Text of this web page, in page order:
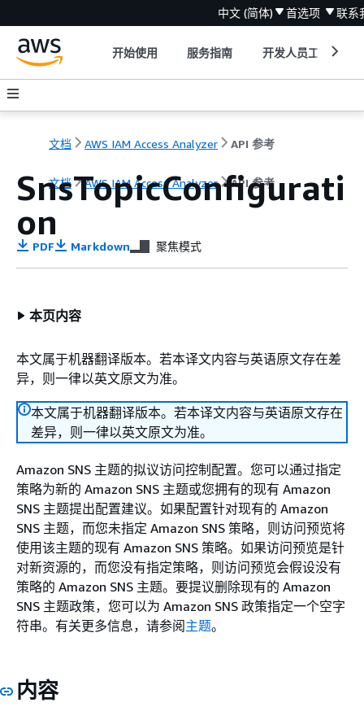
中文 (简体) 首选项 联系
开始使用 服务指南 开发人员工具
文档 AWS IAM Access Analyzer API 参考
文档 AWS IAM Access Analyzer API 参考
SnsTopicConfigurati
on
PDF Markdown 聚焦模式
本页内容
本文属于机器翻译版本。若本译文内容与英语原文存在差
异，则一律以英文原文为准。
本文属于机器翻译版本。若本译文内容与英语原文存在
差异，则一律以英文原文为准。
Amazon SNS 主题的拟议访问控制配置。您可以通过指定
策略为新的 Amazon SNS 主题或您拥有的现有 Amazon
SNS 主题提出配置建议。如果配置针对现有的 Amazon
SNS 主题，而您未指定 Amazon SNS 策略，则访问预览将
使用该主题的现有 Amazon SNS 策略。如果访问预览是针
对新资源的，而您没有指定策略，则访问预览会假设没有
策略的 Amazon SNS 主题。要提议删除现有的 Amazon
SNS 主题政策，您可以为 Amazon SNS 政策指定一个空字
符串。有关更多信息，请参阅主题。
内容